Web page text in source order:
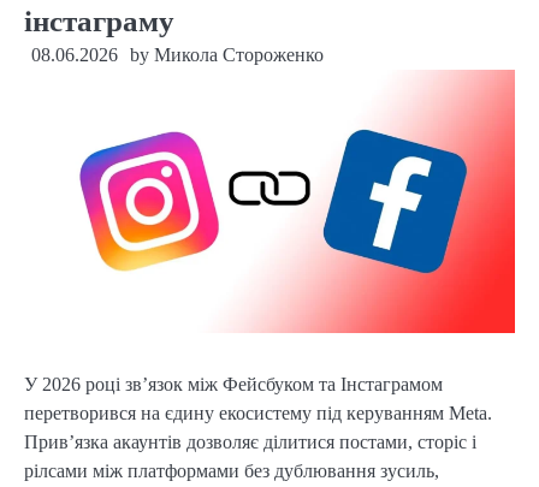
інстаграму
08.06.2026 by Микола Стороженко
У 2026 році зв’язок між Фейсбуком та Інстаграмом
перетворився на єдину екосистему під керуванням Meta.
Прив’язка акаунтів дозволяє ділитися постами, сторіс і
рілсами між платформами без дублювання зусиль,